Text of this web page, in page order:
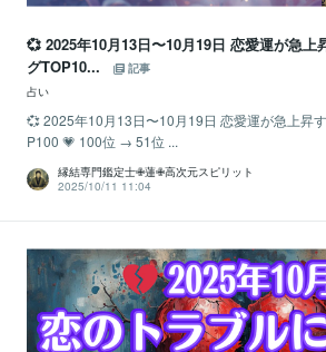
💞 2025年10月13日〜10月19日 恋愛運が急上
グTOP10...
記事
占い
💞 2025年10月13日〜10月19日 恋愛運が急上昇
P100 💗 100位 → 51位 ...
縁結専門鑑定士✙蓮✙高次元スピリット
2025/10/11 11:04